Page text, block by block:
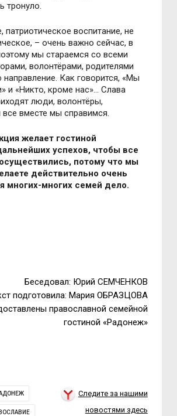
тронуло.
патриотическое воспитание, не
– очень важно сейчас, в
мы стараемся со всеми
волонтёрами, родителями
направление. Как говорится, «Мы
и «Никто, кроме нас»… Слава
люди, волонтёры,
вместе мы справимся.
желает гостиной
успехов, чтобы все
потому что мы
действительно очень
многих-многих семей дело.
Беседовал: Юрий СЕМЧЕНКОВ
подготовила: Мария ОБРАЗЦОВА
православной семейной
гостиной «Радонеж»
Следите за нашими
новостями здесь